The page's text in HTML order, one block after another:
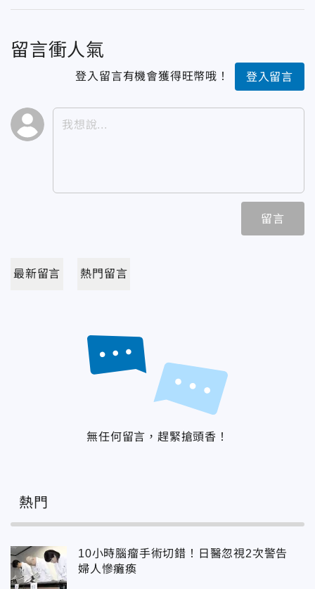
留言衝人氣
登入留言有機會獲得旺幣哦！ 登入留言
留言
最新留言 熱門留言
無任何留言，趕緊搶頭香！
熱門
10小時腦瘤手術切錯！日醫忽視2次警告
婦人慘癱瘓